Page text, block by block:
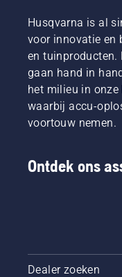
zijn in
hun
land. Zij
zijn ons
H-team.
En ze
zijn onze
meest
Husqvarna is al
voor innovatie en
en tuinproducten.
gaan hand in
het milieu in
waarbij accu-
voortouw nemen.
Ontdek ons
Dealer zoeken